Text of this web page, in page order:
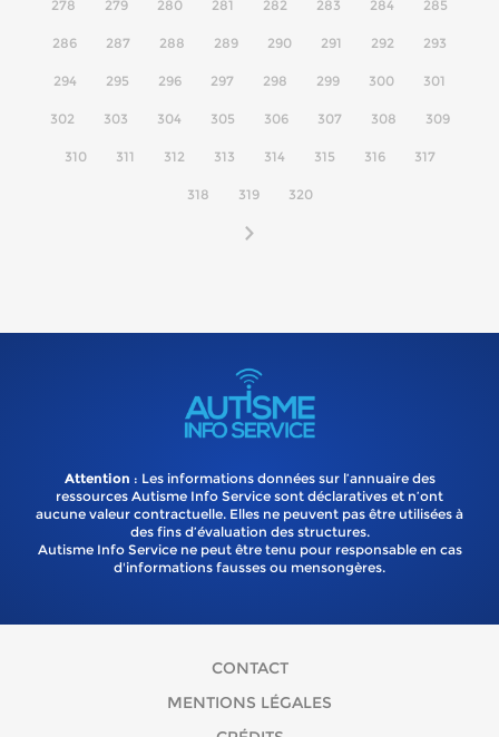
278 279 280 281 282 283 284 285
286 287 288 289 290 291 292 293
294 295 296 297 298 299 300 301
302 303 304 305 306 307 308 309
310 311 312 313 314 315 316 317
318 319 320
Attention : Les informations données sur l’annuaire des
ressources Autisme Info Service sont déclaratives et n’ont
aucune valeur contractuelle. Elles ne peuvent pas être utilisées à
des fins d’évaluation des structures.
Autisme Info Service ne peut être tenu pour responsable en cas
d'informations fausses ou mensongères.
CONTACT
MENTIONS LÉGALES